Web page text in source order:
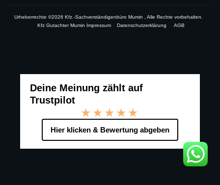
Urheberrechte ©2026 Kfz.-Sachverständigenbüro Mumin , Alle Rechte vorbehalten.
Kfz Gutachter Mumin Impressum
Datenschutzerklärung AGB
Deine Meinung zählt auf
Trustpilot
★★★★★
Hier klicken & Bewertung abgeben